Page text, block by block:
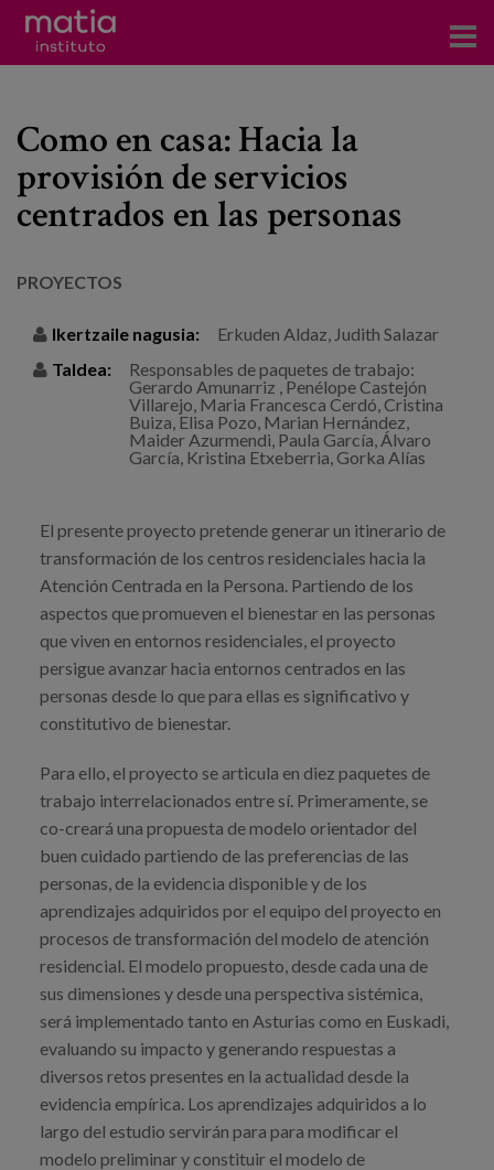
Ikerkuntza
Argitalpenak
Kontsultoretza
Prestakuntza
Gertaerak
Egizu lan gurekin
Salaketa-kanala
Como en casa: Hacia la
provisión de servicios
centrados en las personas
PROYECTOS
Ikertzaile nagusia:
Erkuden Aldaz, Judith Salazar
Taldea:
Responsables de paquetes de trabajo:
Gerardo Amunarriz , Penélope Castejón
Villarejo, Maria Francesca Cerdó, Cristina
Buiza, Elisa Pozo, Marian Hernández,
Maider Azurmendi, Paula García, Álvaro
García, Kristina Etxeberria, Gorka Alías
El presente proyecto pretende generar un itinerario de
transformación de los centros residenciales hacia la
Atención Centrada en la Persona. Partiendo de los
aspectos que promueven el bienestar en las personas
que viven en entornos residenciales, el proyecto
persigue avanzar hacia entornos centrados en las
personas desde lo que para ellas es significativo y
constitutivo de bienestar.
Para ello, el proyecto se articula en diez paquetes de
trabajo interrelacionados entre sí. Primeramente, se
co-creará una propuesta de modelo orientador del
buen cuidado partiendo de las preferencias de las
personas, de la evidencia disponible y de los
aprendizajes adquiridos por el equipo del proyecto en
procesos de transformación del modelo de atención
residencial. El modelo propuesto, desde cada una de
sus dimensiones y desde una perspectiva sistémica,
será implementado tanto en Asturias como en Euskadi,
evaluando su impacto y generando respuestas a
diversos retos presentes en la actualidad desde la
evidencia empírica. Los aprendizajes adquiridos a lo
largo del estudio servirán para para modificar el
modelo preliminar y constituir el modelo de